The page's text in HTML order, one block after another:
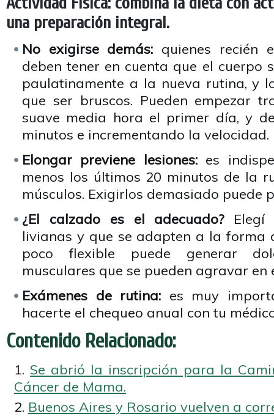
una preparación integral.
No exigirse demás: quienes recién
deben tener en cuenta que el cuerpo
paulatinamente a la nueva rutina, y
que ser bruscos. Pueden empezar
suave media hora el primer día, y
minutos e incrementando la velocidad.
Elongar previene lesiones:es
menos los últimos 20 minutos de la
músculos. Exigirlos demasiado puede
¿El calzado es el adecuado?Elegí
livianas y que se adapten a la forma
poco flexible puede generar
musculares que se pueden agravar en
Exámenes de rutina: es muy
hacerte el chequeo anual con tu
Contenido Relacionado:
Se abrió la inscripción para la
Cáncer de Mama.
Buenos Aires y Rosario vuelven a